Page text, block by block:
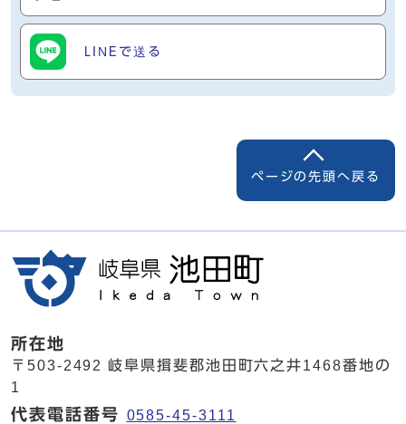
LINEで送る
ページの先頭へ戻る
所在地
〒503-2492 岐阜県揖斐郡池田町六之井1468番地の
1
代表電話番号 0585-45-3111